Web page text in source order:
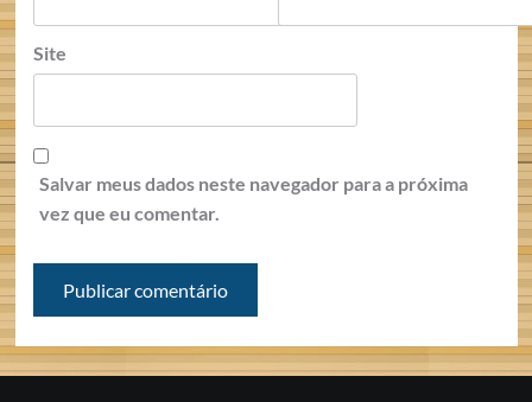
Site
Salvar meus dados neste navegador para a próxima
vez que eu comentar.